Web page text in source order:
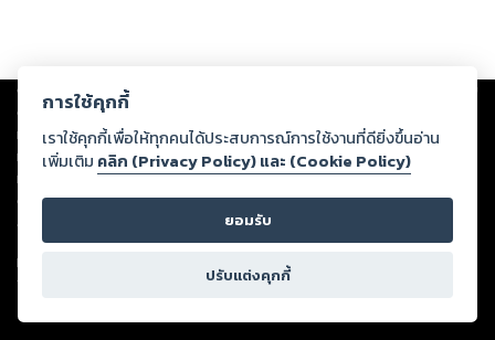
Copyright © 2026
ต่อผลงานหรือเนื้อหาใดที่อัปโหลดผ่านเว็บไซต์และปรากฏว่าละเมิดสิทธิใน
ทรัพย์สินทางปัญญาของบุคคลอื่นหรือขัดต่อกฎหมายและศีลธรรม ดังนั้น ผู้อ่าน
ทุกท่านโปรดใช้วิจารณญาณในการกลั่นกรองด้วยตนเอง และหากท่านพบว่าส่วน
หนึ่งส่วนใดขัดต่อกฎหมายและศีลธรรม กรุณาแจ้งมายังบริษัท เพื่อทีมงานจะได้
ดำเนินการในทันที ทั้งนี้ ทางสตอรี่ล็อกขอสงวนลิขสิทธิ์ตามพระราชบัญญัติ
ลิขสิทธิ์ พ.ศ. 2537 (ฉบับล่าสุด)
For support: member@ookbee.com
Version
การใช้คุกกี้
เราใช้คุกกี้เพื่อให้ทุกคนได้ประสบการณ์การใช้งานที่ดียิ่งขึ้นอ่าน
เพิ่มเติม คลิก (Privacy Policy) และ (Cookie Policy)
ยอมรับ
ปรับแต่งคุกกี้